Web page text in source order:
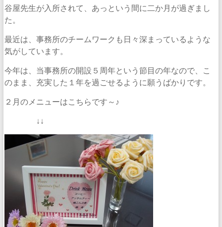
谷屋先生が入所されて、あっという間に二か月が過ぎまし
た。
最近は、事務所のチームワークも日々深まっているような
気がしています。
今年は、当事務所の開設５周年という節目の年なので、こ
のまま、充実した１年を過ごせるように願うばかりです。
２月のメニューはこちらです～♪
↓↓